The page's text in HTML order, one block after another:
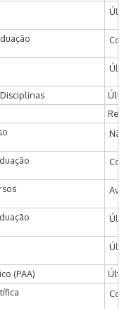
Não
(PAA)